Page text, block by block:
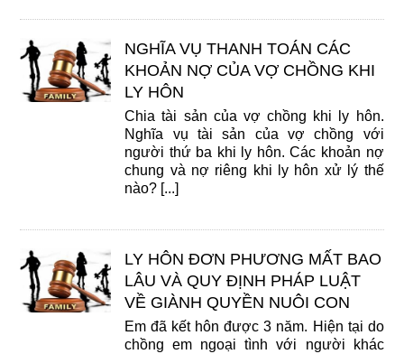
NGHĨA VỤ THANH TOÁN CÁC
KHOẢN NỢ CỦA VỢ CHỒNG KHI
LY HÔN
Chia tài sản của vợ chồng khi ly hôn.
Nghĩa vụ tài sản của vợ chồng với
người thứ ba khi ly hôn. Các khoản nợ
chung và nợ riêng khi ly hôn xử lý thế
nào? [...]
LY HÔN ĐƠN PHƯƠNG MẤT BAO
LÂU VÀ QUY ĐỊNH PHÁP LUẬT
VỀ GIÀNH QUYỀN NUÔI CON
Em đã kết hôn được 3 năm. Hiện tại do
chồng em ngoại tình với người khác